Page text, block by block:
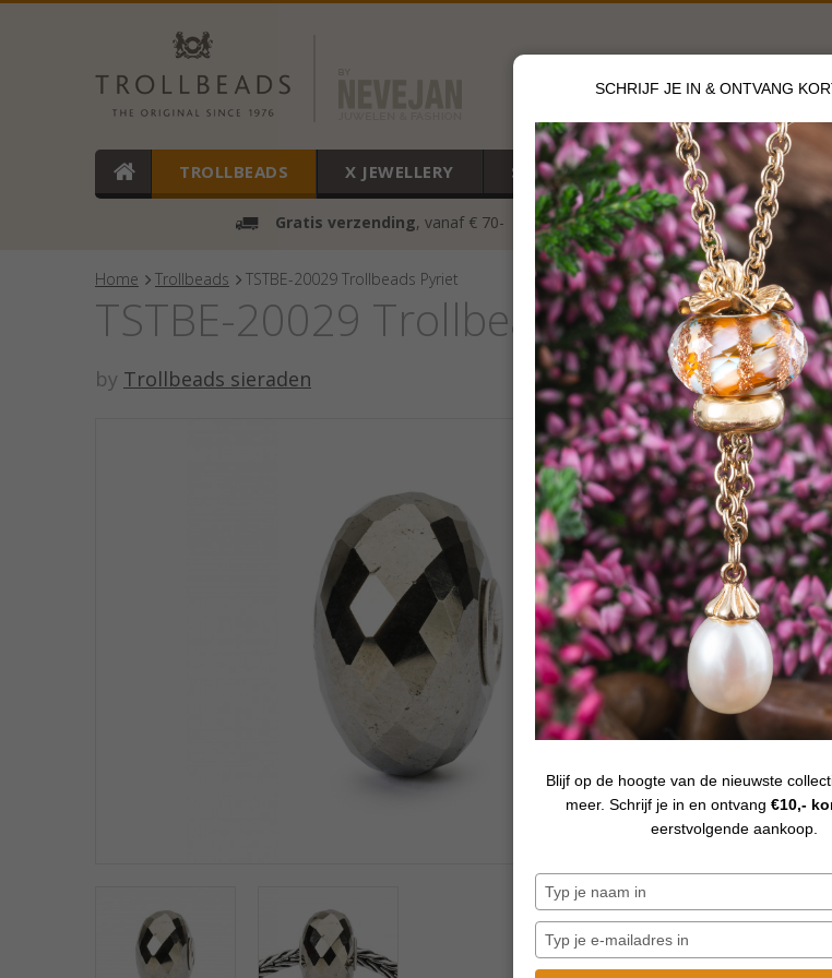
SCHRIJF JE IN & ONTVANG
Blijf op de hoogte van de nieuwste
meer. Schrijf je in en ontvang €10,-
eerstvolgende aankoop.
je
in
je
TROLLBEADS X JEWELLERY SALE NIEUW CADEAUBON
Gratis verzending, vanaf € 70- voor 12 u besteldklik
Home Trollbeads TSTBE-20029 Trollbeads Pyriet
TSTBE-20029 Trollbeads Pyriet
by Trollbeads sieraden
€